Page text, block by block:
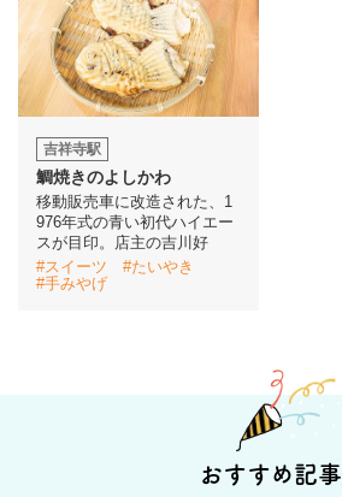
駅から探す
吉祥寺駅
鯛焼きのよしかわ
移動販売車に改造された、1
976年式の青い初代ハイエー
スが目印。店主の吉川好
#スイーツ
#たいやき
#手みやげ
おすすめ記事